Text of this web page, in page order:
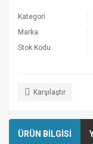
Kategori
Marka
Stok Kodu
Karşılaştır
ÜRÜN BİLGİSİ